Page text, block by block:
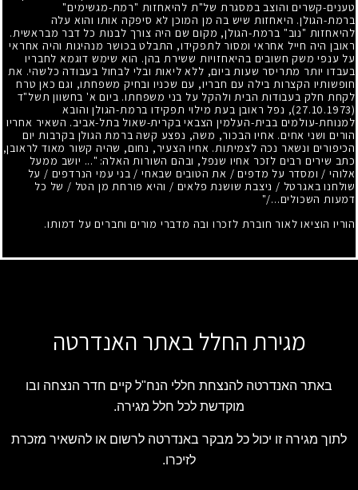
טענים-קשרים והוצב במסגרת של"ת להיאחזות "רמת-מגשימים"
ברמת-הגולן. היאחזות שיש בה מן המוכן לא סיפקה אותו והוא עלה
להיאחזות "נוב" ברמת-הגולן, מקום שם היה צורך לבנות כל דבר מבראשית.
ראובן היה חייל אחראי ומסור לתפקידו, התבלט בכושר מנהיגות והיה אחראי
על ענפי משק חשובים בהיאחזויות ששירת בהן. הוא שימש דוגמא לחבריו
בעבדו יותר מתריסר שעות ביום, ללא ליאות ובלי לבחול בעבודה כלשהי. את
חופשותיו הקצרות בילה עם חבריו, עם שכניו ובחיק משפחתו, וגם כאן טרח
לקחת חלק בעבודות הבית ולהקל על בני משפחתו. ביום א' בחשוון תשל"ד
(27.10.1973)
, נפל ראובן בעת מילוי תפקידו ברמת-הגולן והובא
למנוחת-עולמים בבית-העלמין הצבאי בקרית-שאול בתל-אביב. השאיר אחריו
הורים ושני אחים. אחיו הבכור, משה, נפצע קשה ברמת הגולן בקרבות יום
הכיפורים ונשאר נכה לצמיתות. אחיו הצעיר, נחום, שהיה קשור מאוד לראובן,
כתב שירים רבים לזכר אחיו שנפל, ובהם השורות האלה:..." יושב ממעל
אלוהי / ומסדר על מדפים / את הטובים שבאחי / בני עמי הנרדפים / על
שולחנו באגרטל / ניצבת שושנת פלאים / והיא פורחת מן הטל / של כל
דמעות השכולים/...
"
הוריו הוציאו לאור חוברת לזכרו ובה מדברי מורים וחברים על דמותו.
מגירת החלל באתר האנדרטה
באתר האנדרטה להנצחת חללי הנח"ל קיים חדר הנצחה ובו
מוקדשת לכל חלל מגירה.
לתוך מגירה זו יכול כל מבקר באנדרטה לרשום או להשאיר מזכרת
לזיכרו.